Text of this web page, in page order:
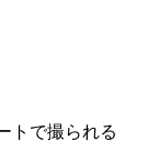
トで撮られる